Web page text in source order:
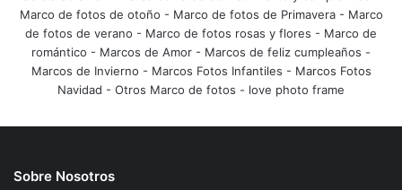
Marco de fotos de otoño - Marco de fotos de Primavera- Marco
de fotos de verano - Marco de fotos rosas y flores - Marco de
romántico - Marcos de Amor - Marcos de feliz cumpleaños -
Marcos de Invierno - Marcos Fotos Infantiles - Marcos Fotos
Navidad - Otros Marco de fotos - love photo frame
Sobre Nosotros